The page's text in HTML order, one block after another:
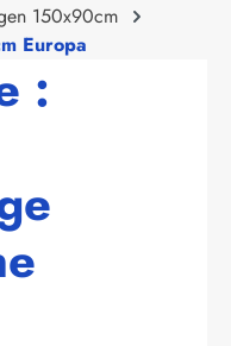
150x90cm
Europa
: